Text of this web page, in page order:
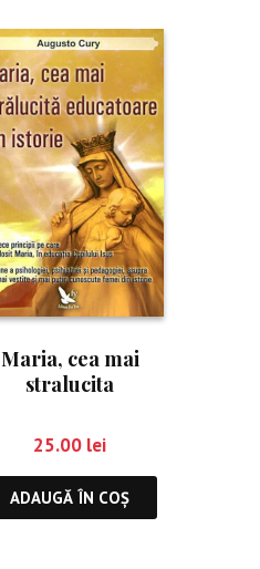
Maria, cea mai
stralucita
istorie
25.00 lei
ADAUGĂ ÎN COȘ